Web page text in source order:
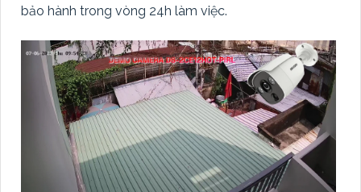
bảo hành trong vòng 24h làm việc.